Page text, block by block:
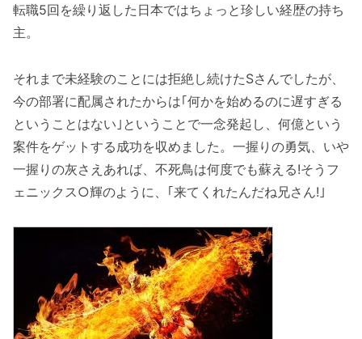
転職5回を繰り返した日本ではちょっと珍しい経歴の持ち
主。
それまで未経験のことには拒絶し続けたSさんでしたが、
今の部署に配属されたからは｢何かを始めるのに遅すぎる
ということはない｣ということで一念発起し、何億という
案件をゲットする成功を収めました。一握りの勇気、いや
一握りの灰さえあれば、不死鳥は何度でも蘇える!そうフ
ェニックス○輝のように、｢来てくれたんだね兄さん!｣